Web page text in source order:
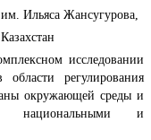
Ильяса Жансугурова,
исследовании
области регулирования
окружающей среды и
национальными и